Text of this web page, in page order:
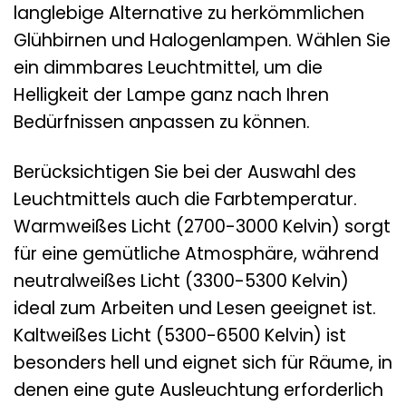
langlebige Alternative zu herkömmlichen
Glühbirnen und Halogenlampen. Wählen Sie
ein dimmbares Leuchtmittel, um die
Helligkeit der Lampe ganz nach Ihren
Bedürfnissen anpassen zu können.
Berücksichtigen Sie bei der Auswahl des
Leuchtmittels auch die Farbtemperatur.
Warmweißes Licht (2700-3000 Kelvin) sorgt
für eine gemütliche Atmosphäre, während
neutralweißes Licht (3300-5300 Kelvin)
ideal zum Arbeiten und Lesen geeignet ist.
Kaltweißes Licht (5300-6500 Kelvin) ist
besonders hell und eignet sich für Räume, in
denen eine gute Ausleuchtung erforderlich